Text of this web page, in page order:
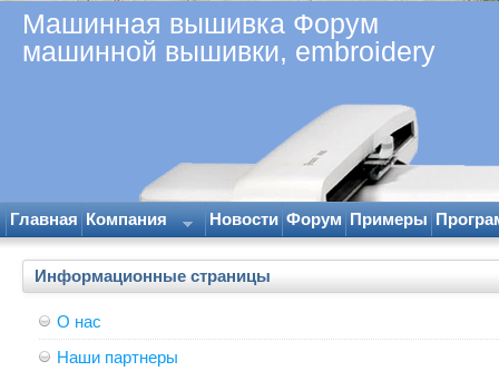
Машинная вышивка Форум
машинной вышивки, embroidery
Главная Компания Новости Форум Примеры
Информационные страницы
О нас
Наши партнеры